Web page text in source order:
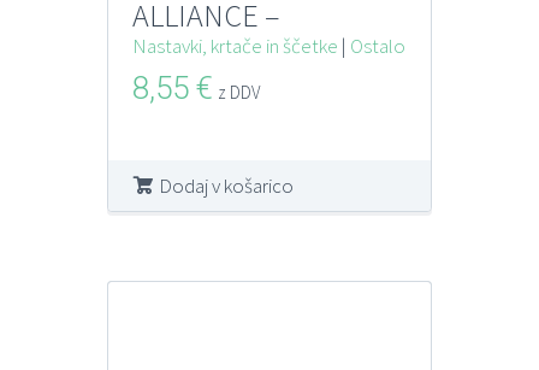
ALLIANCE –
ERGOGRIP
Nastavki, krtače in ščetke | Ostalo
8,55 € z DDV
Dodaj v košarico